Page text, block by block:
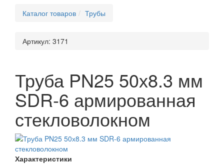
Каталог товаров
Трубы
Артикул: 3171
Труба PN25 50х8.3 мм
SDR-6 армированная
стекловолокном
Характеристики